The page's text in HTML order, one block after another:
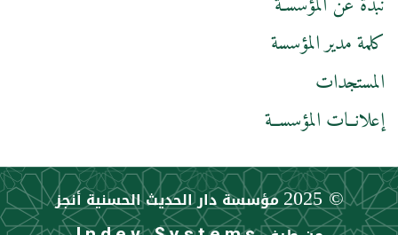
كلمة مدير المؤسسة
المستجدات
إعلانــات المؤسســة
© 2025
مؤسسة دار الحديث الحسنية أنجز